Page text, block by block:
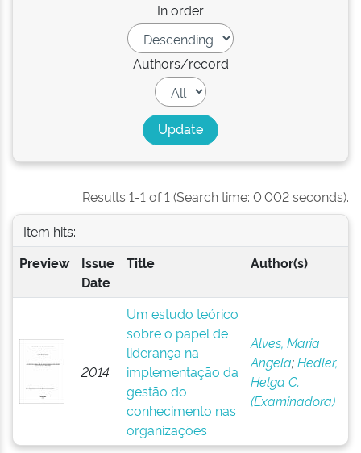
In order
Authors/record
Results 1-1 of 1 (Search time: 0.002 seconds).
Item hits:
Preview
Issue
Date
Title Author(s)
2014
Um estudo teórico
sobre o papel de
liderança na
implementação da
gestão do
conhecimento nas
organizações
Alves, Maria
Angela;Hedler,
Helga C.
(Examinadora)